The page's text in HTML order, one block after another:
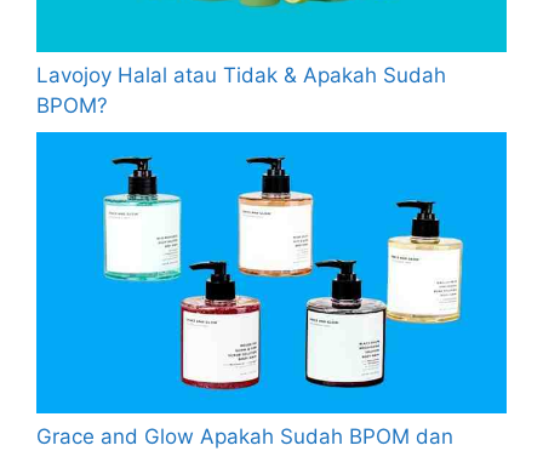
Lavojoy Halal atau Tidak & Apakah Sudah
BPOM?
Grace and Glow Apakah Sudah BPOM dan